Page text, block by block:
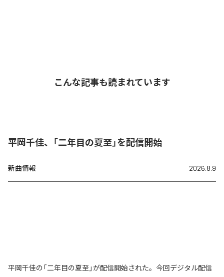
こんな記事も読まれています
平岡千佳、「二年目の夏至」を配信開始
新曲情報 2026.8.9
平岡千佳の「二年目の夏至」が配信開始された。今回デジタル配信